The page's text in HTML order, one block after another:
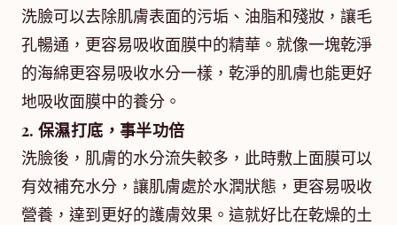
洗臉可以去除肌膚表面的污垢、油脂和殘妝，讓毛
孔暢通，更容易吸收面膜中的精華。就像一塊乾淨
的海綿更容易吸收水分一樣，乾淨的肌膚也能更好
地吸收面膜中的養分。
2. 保濕打底，事半功倍
洗臉後，肌膚的水分流失較多，此時敷上面膜可以
有效補充水分，讓肌膚處於水潤狀態，更容易吸收
營養，達到更好的護膚效果。這就好比在乾燥的土